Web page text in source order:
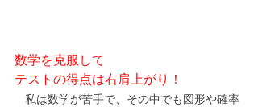
数学を克服して
テストの得点は右肩上がり！
私は数学が苦手で、その中でも図形や確率